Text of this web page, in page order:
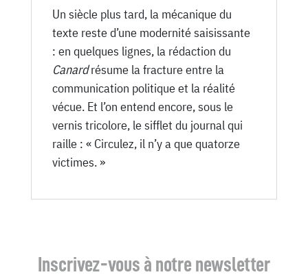
Un siècle plus tard, la mécanique du
texte reste d’une modernité saisissante
: en quelques lignes, la rédaction du
Canardrésume la fracture entre la
communication politique et la réalité
vécue. Et l’on entend encore, sous le
vernis tricolore, le sifflet du journal qui
raille : « Circulez, il n’y a que quatorze
victimes. »
Inscrivez-vous à notre newsletter